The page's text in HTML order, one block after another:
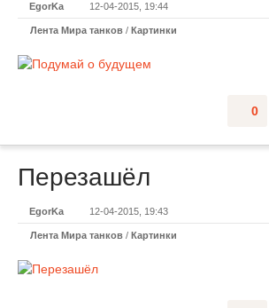
EgorKa 12-04-2015, 19:44
Лента Мира танков / Картинки
0
Перезашёл
EgorKa 12-04-2015, 19:43
Лента Мира танков / Картинки